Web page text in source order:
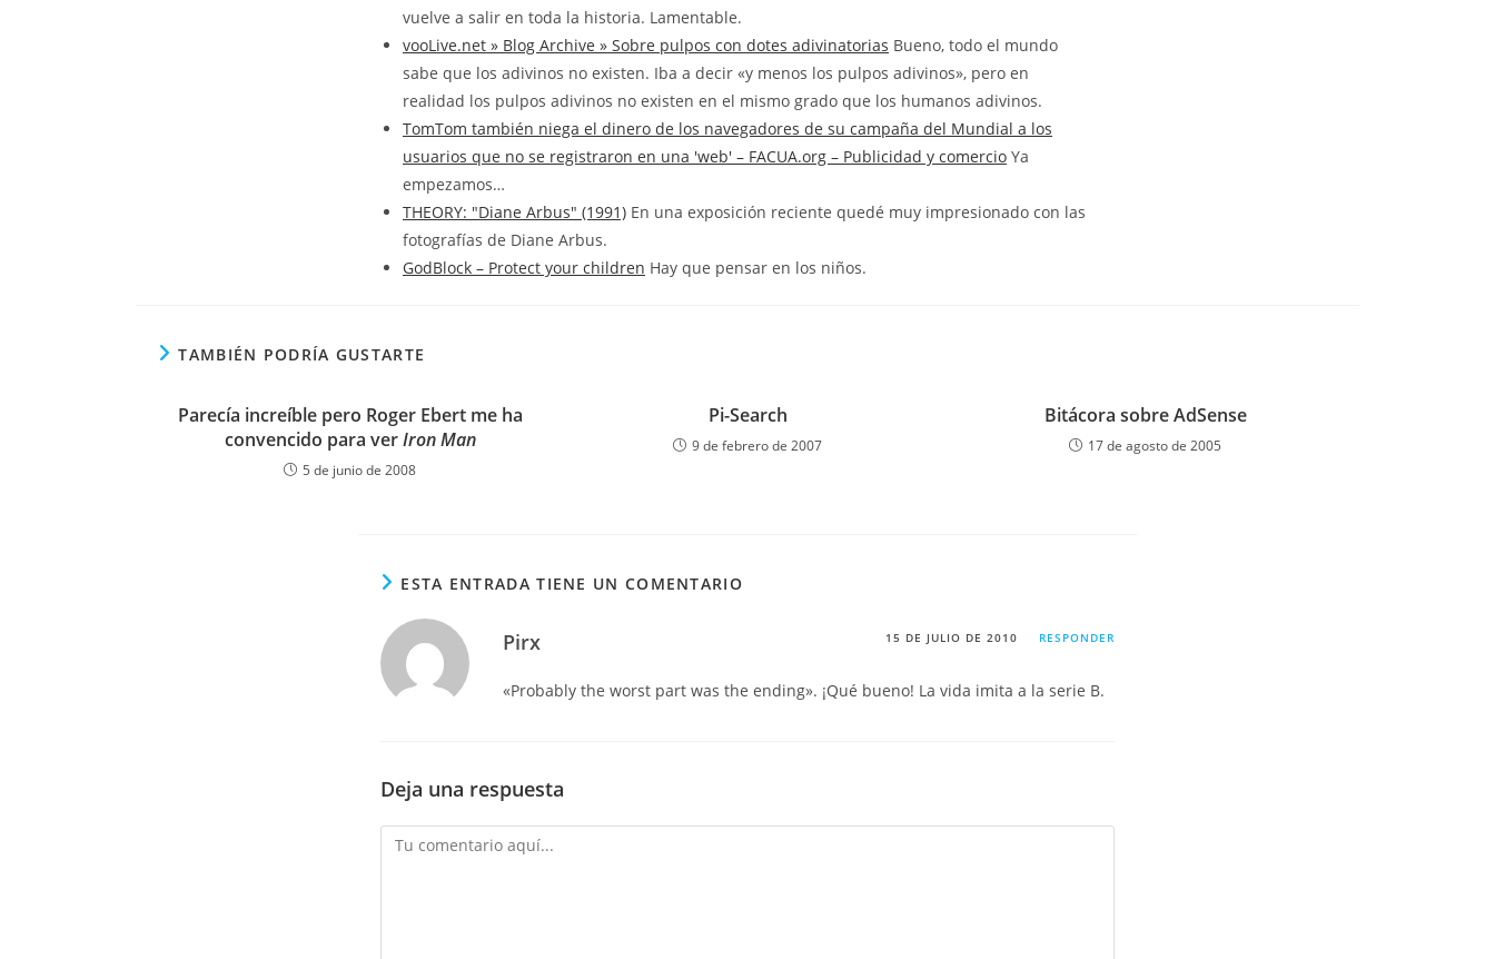
vuelve a salir en toda la historia. Lamentable.
vooLive.net » Blog Archive » Sobre pulpos con dotes adivinatorias Bueno, todo el mundo
sabe que los adivinos no existen. Iba a decir «y menos los pulpos adivinos», pero en
realidad los pulpos adivinos no existen en el mismo grado que los humanos adivinos.
TomTom también niega el dinero de los navegadores de su campaña del Mundial a los
usuarios que no se registraron en una 'web' – FACUA.org – Publicidad y comercio Ya
empezamos…
THEORY: "Diane Arbus" (1991) En una exposición reciente quedé muy impresionado con las
fotografías de Diane Arbus.
GodBlock – Protect your children Hay que pensar en los niños.
TAMBIÉN PODRÍA GUSTARTE
Parecía increíble pero Roger Ebert me ha
convencido para verIron Man
5 de junio de 2008
Pi-Search
9 de febrero de 2007
Bitácora sobre AdSense
17 de agosto de 2005
ESTA ENTRADA TIENE UN COMENTARIO
Pirx 15 DE JULIO DE 2010 RESPONDER
«Probably the worst part was the ending». ¡Qué bueno! La vida imita a la serie B.
Deja una respuesta
Comentario